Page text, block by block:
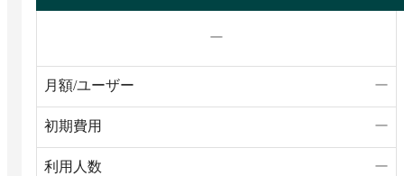
ー
月額/ユーザー ー
初期費用 ー
利用人数 ー